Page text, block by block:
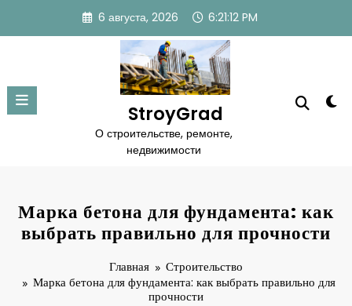
содержимому
6 августа, 2026 6:21:14 PM
StroyGrad
О строительстве, ремонте,
недвижимости
Марка бетона для фундамента: как
выбрать правильно для прочности
Главная
Строительство
Марка бетона для фундамента: как выбрать правильно для
прочности